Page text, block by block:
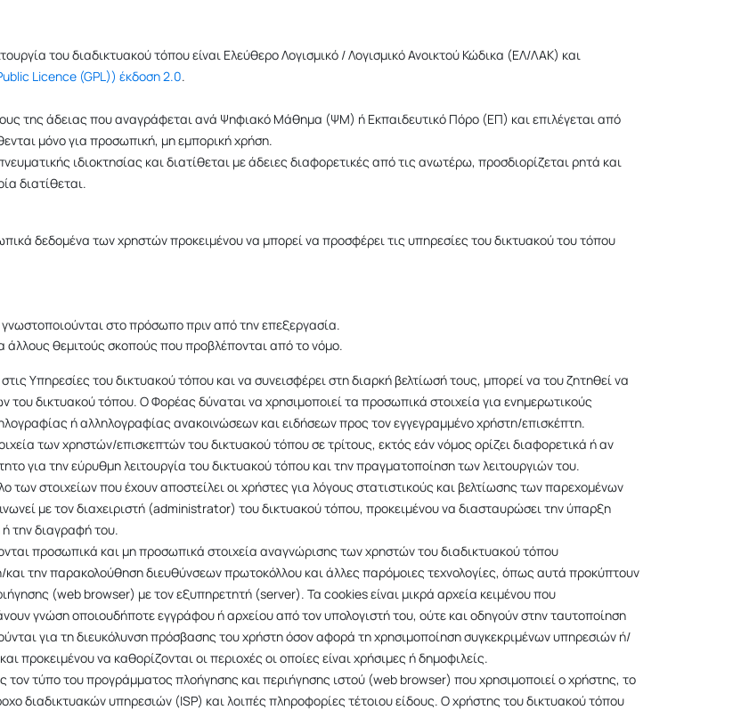
του διαδικτυακού τόπου είναι Ελεύθερο Λογισμικό / Λογισμικό Ανοικτού Κώδικα (ΕΛ/ΛΑΚ) και
Licence (GPL)) έκδοση 2.0.
της άδειας που αναγράφεται ανά Ψηφιακό Μάθημα (ΨΜ) ή Εκπαιδευτικό Πόρο (ΕΠ) και επιλέγεται από
μόνο για προσωπική, μη εμπορική χρήση.
ιδιοκτησίας και διατίθεται με άδειες διαφορετικές από τις ανωτέρω, προσδιορίζεται ρητά και
διατίθεται.
δεδομένα των χρηστών προκειμένου να μπορεί να προσφέρει τις υπηρεσίες του δικτυακού του τόπου
στο πρόσωπο πριν από την επεξεργασία.
άλλους θεμιτούς σκοπούς που προβλέπονται από το νόμο.
Υπηρεσίες του δικτυακού τόπου και να συνεισφέρει στη διαρκή βελτίωσή τους, μπορεί να του ζητηθεί να
του δικτυακού τόπου. Ο Φορέας δύναται να χρησιμοποιεί τα προσωπικά στοιχεία για ενημερωτικούς
ή αλληλογραφίας ανακοινώσεων και ειδήσεων προς τον εγγεγραμμένο χρήστη/επισκέπτη.
των χρηστών/επισκεπτών του δικτυακού τόπου σε τρίτους, εκτός εάν νόμος ορίζει διαφορετικά ή αν
για την εύρυθμη λειτουργία του δικτυακού τόπου και την πραγματοποίηση των λειτουργιών του.
των στοιχείων που έχουν αποστείλει οι χρήστες για λόγους στατιστικούς και βελτίωσης των παρεχομένων
με τον διαχειριστή (administrator) του δικτυακού τόπου, προκειμένου να διασταυρώσει την ύπαρξη
την διαγραφή του.
προσωπικά και μη προσωπικά στοιχεία αναγνώρισης των χρηστών του διαδικτυακού τόπου
την παρακολούθηση διευθύνσεων πρωτοκόλλου και άλλες παρόμοιες τεχνολογίες, όπως αυτά προκύπτουν
(web browser) με τον εξυπηρετητή (server). Τα cookies είναι μικρά αρχεία κειμένου που
γνώση οποιουδήποτε εγγράφου ή αρχείου από τον υπολογιστή του, ούτε και οδηγούν στην ταυτοποίηση
για τη διευκόλυνση πρόσβασης του χρήστη όσον αφορά τη χρησιμοποίηση συγκεκριμένων υπηρεσιών ή/
προκειμένου να καθορίζονται οι περιοχές οι οποίες είναι χρήσιμες ή δημοφιλείς.
τον τύπο του προγράμματος πλοήγησης και περιήγησης ιστού (web browser) που χρησιμοποιεί ο χρήστης, το
διαδικτυακών υπηρεσιών (ISP) και λοιπές πληροφορίες τέτοιου είδους. Ο χρήστης του δικτυακού τόπου